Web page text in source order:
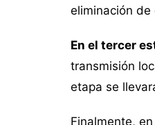
eliminación de
En el tercer
transmisión
etapa se
Finalmente, en